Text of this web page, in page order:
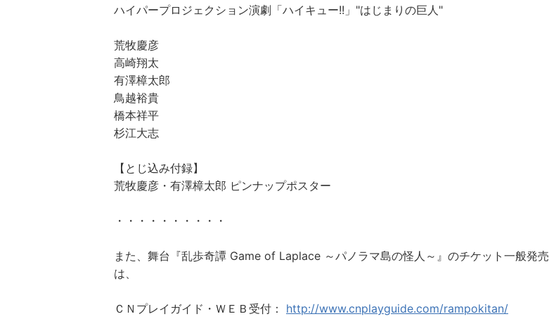
ハイパープロジェクション演劇「ハイキュー!!」"はじまりの巨人"
荒牧慶彦
高崎翔太
有澤樟太郎
鳥越裕貴
橋本祥平
杉江大志
【とじ込み付録】
荒牧慶彦・有澤樟太郎 ピンナップポスター
・・・・・・・・・・
また、舞台『乱歩奇譚 Game of Laplace ～パノラマ島の怪人～』のチケット一般発売
は、
ＣＮプレイガイド・ＷＥＢ受付： http://www.cnplayguide.com/rampokitan/